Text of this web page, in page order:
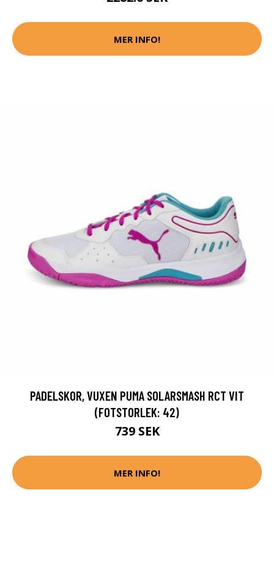
MER INFO!
PADELSKOR, VUXEN PUMA SOLARSMASH RCT VIT
(FOTSTORLEK: 42)
739 SEK
MER INFO!